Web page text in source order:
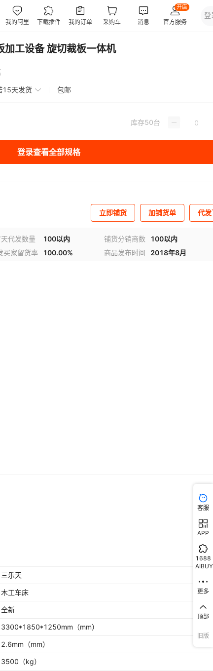
工设备 旋切裁板一体机
15天发货 包邮
库存50台
登录查看全部规格
立即铺货 加铺货单 代
代发数量 100以内 铺货分销商数
100以内
买家留货率 100.00% 商品发布时间 2018年8月
三乐天
木工车床
全新
3300*1850*1250mm （mm）
2.6mm （mm）
3500 （kg）
客服
APP
1688
AIBUY
更多
顶部
旧版